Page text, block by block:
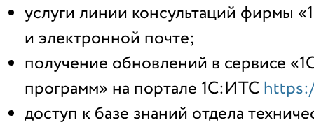
услуги линии консультаций фирмы
и электронной почте;
получение обновлений в сервисе
программ» на портале 1С:ИТС
доступ к базе знаний отдела